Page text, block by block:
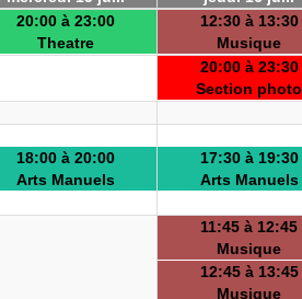
20:00 à 23:00
Theatre
12:30 à 13:30
Musique
20:00 à 23:30
Section photo
18:00 à 20:00
Arts Manuels
17:30 à 19:30
Arts Manuels
11:45 à 12:45
Musique
12:45 à 13:45
Musique